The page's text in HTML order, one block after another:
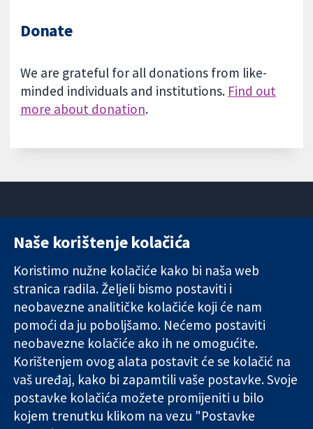
Donate
We are grateful for all donations from like-
minded individuals and institutions. Find out
more about donation.
Pouzdani dokazi.
Utemeljeni
dokazi.
Bolje zdravlje.
11-13 Cavendish
London
W1G 0AN
Ujedinjeno
Kraljevstvo
Novosti
medije
O nama
Poslovi
Cochrane
Library
The Cochrane Collaboration is a charity (no. 1045921) and a
Naše korištenje kolačića
Koristimo nužne kolačiće kako bi naša web
stranica radila. Željeli bismo postaviti i
neobavezne analitičke kolačiće koji će nam
pomoći da ju poboljšamo. Nećemo postaviti
neobavezne kolačiće ako ih ne omogućite.
Korištenjem ovog alata postavit će se kolačić na
vaš uređaj, kako bi zapamtili vaše postavke. Svoje
postavke kolačića možete promijeniti u bilo
kojem trenutku klikom na vezu "Postavke